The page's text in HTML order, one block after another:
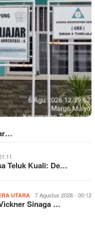
Teluk Kuali: De…
UTARA 7 Agustus 2026 - 00:12
Sinaga …